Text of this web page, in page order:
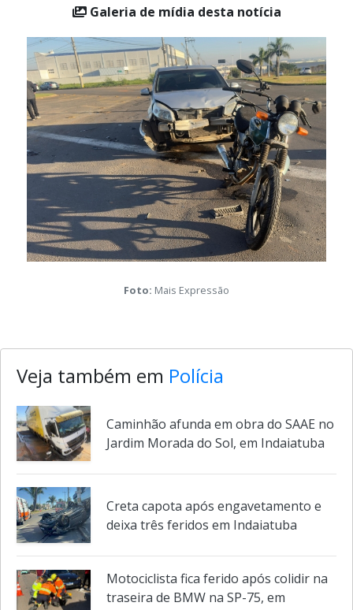
Galeria de mídia desta notícia
Foto: Mais Expressão
Veja também em Polícia
Caminhão afunda em obra do SAAE no
Jardim Morada do Sol, em Indaiatuba
Creta capota após engavetamento e
deixa três feridos em Indaiatuba
Motociclista fica ferido após colidir na
traseira de BMW na SP-75, em